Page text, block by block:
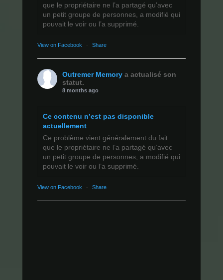
que le propriétaire ne l’a partagé qu’avec
un petit groupe de personnes, a modifié qui
pouvait le voir ou l’a supprimé.
View on Facebook · Share
Outremer Memory a actualisé son
statut.
8 months ago
Ce contenu n’est pas disponible
actuellement
Ce problème vient généralement du fait
que le propriétaire ne l’a partagé qu’avec
un petit groupe de personnes, a modifié qui
pouvait le voir ou l’a supprimé.
View on Facebook · Share